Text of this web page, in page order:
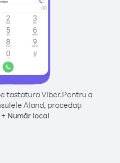
tastatura Viber.Pentru a
Aland, procedați
+ Număr local